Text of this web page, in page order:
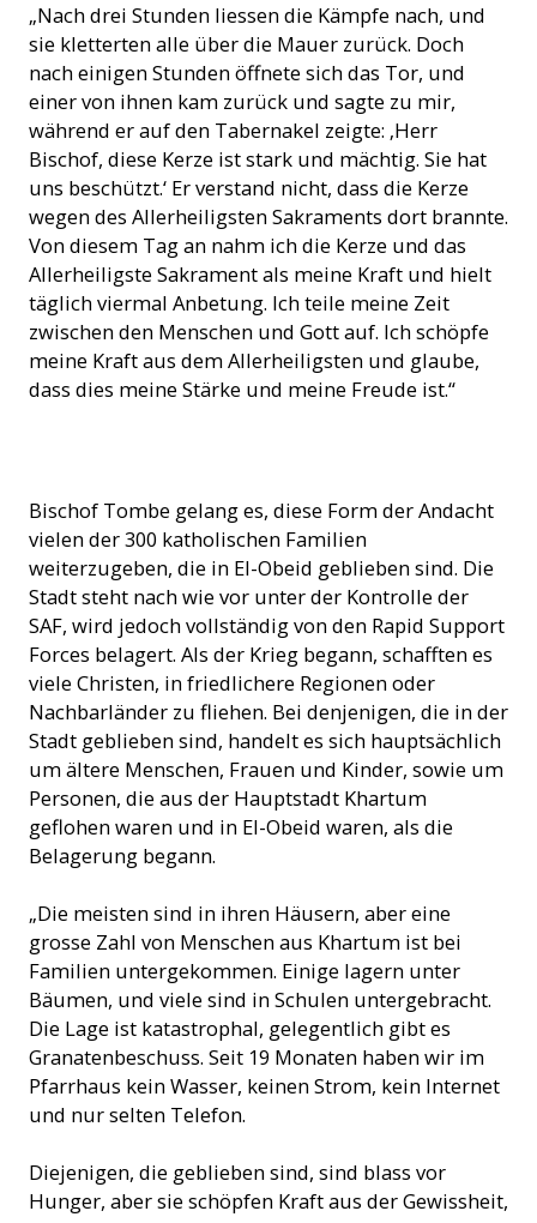
„Nach drei Stunden liessen die Kämpfe nach, und
sie kletterten alle über die Mauer zurück. Doch
nach einigen Stunden öffnete sich das Tor, und
einer von ihnen kam zurück und sagte zu mir,
während er auf den Tabernakel zeigte: ‚Herr
Bischof, diese Kerze ist stark und mächtig. Sie hat
uns beschützt.‘ Er verstand nicht, dass die Kerze
wegen des Allerheiligsten Sakraments dort brannte.
Von diesem Tag an nahm ich die Kerze und das
Allerheiligste Sakrament als meine Kraft und hielt
täglich viermal Anbetung. Ich teile meine Zeit
zwischen den Menschen und Gott auf. Ich schöpfe
meine Kraft aus dem Allerheiligsten und glaube,
dass dies meine Stärke und meine Freude ist.“
(Foto: ACN)
Bischof Tombe gelang es, diese Form der Andacht
vielen der 300 katholischen Familien
weiterzugeben, die in El-Obeid geblieben sind. Die
Stadt steht nach wie vor unter der Kontrolle der
SAF, wird jedoch vollständig von den Rapid Support
Forces belagert. Als der Krieg begann, schafften es
viele Christen, in friedlichere Regionen oder
Nachbarländer zu fliehen. Bei denjenigen, die in der
Stadt geblieben sind, handelt es sich hauptsächlich
um ältere Menschen, Frauen und Kinder, sowie um
Personen, die aus der Hauptstadt Khartum
geflohen waren und in El-Obeid waren, als die
Belagerung begann.
„Die meisten sind in ihren Häusern, aber eine
grosse Zahl von Menschen aus Khartum ist bei
Familien untergekommen. Einige lagern unter
Bäumen, und viele sind in Schulen untergebracht.
Die Lage ist katastrophal, gelegentlich gibt es
Granatenbeschuss. Seit 19 Monaten haben wir im
Pfarrhaus kein Wasser, keinen Strom, kein Internet
und nur selten Telefon.
Diejenigen, die geblieben sind, sind blass vor
Hunger, aber sie schöpfen Kraft aus der Gewissheit,